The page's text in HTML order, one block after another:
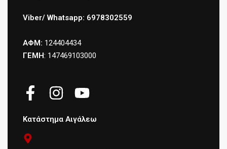
Viber/ Whatsapp: 6978302559
ΑΦΜ: 124404434
ΓΕΜΗ: 147469103000
Κατάστημα Αιγάλεω